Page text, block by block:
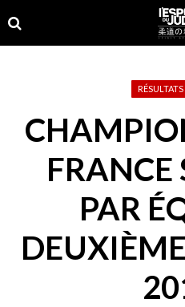
to
navigation
to
content
FRANCE
PAR